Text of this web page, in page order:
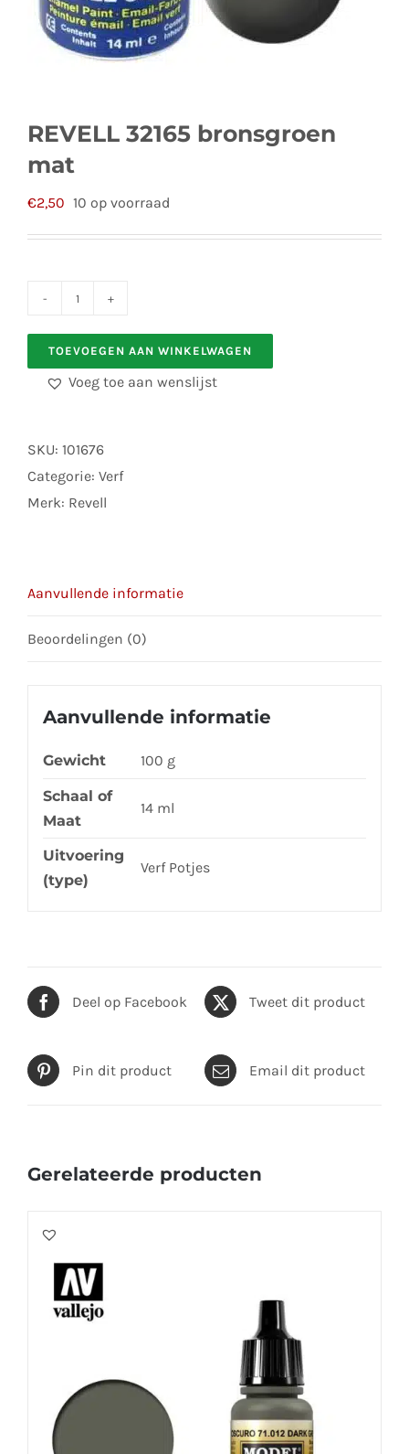
REVELL 32165 bronsgroen
mat
€2,50 10 op voorraad
32165
mat
TOEVOEGEN AAN WINKELWAGEN
Voeg toe aan wenslijst
SKU: 101676
Categorie: Verf
Merk: Revell
Aanvullende informatie
Beoordelingen (0)
Aanvullende informatie
Gewicht 100 g
Schaal of
Maat
14 ml
Uitvoering
(type)
Verf Potjes
Deel op Facebook Tweet dit product
Pin dit product Email dit product
Gerelateerde producten